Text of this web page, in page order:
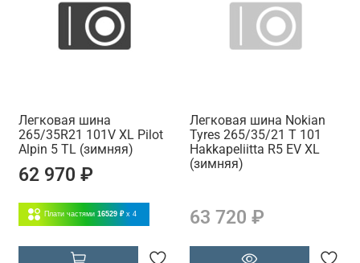
Легковая шина
265/35R21 101V XL Pilot
Alpin 5 TL (зимняя)
62 970 ₽
Плати частями 16529 ₽ x 4
Легковая шина Nokian
Tyres 265/35/21 T 101
Hakkapeliitta R5 EV XL
(зимняя)
63 720 ₽